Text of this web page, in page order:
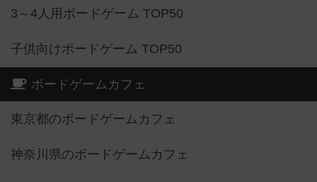
3～4人用ボードゲーム TOP50
子供向けボードゲーム TOP50
ボードゲームカフェ
東京都のボードゲームカフェ
神奈川県のボードゲームカフェ